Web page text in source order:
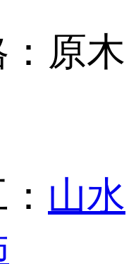
原木
山水